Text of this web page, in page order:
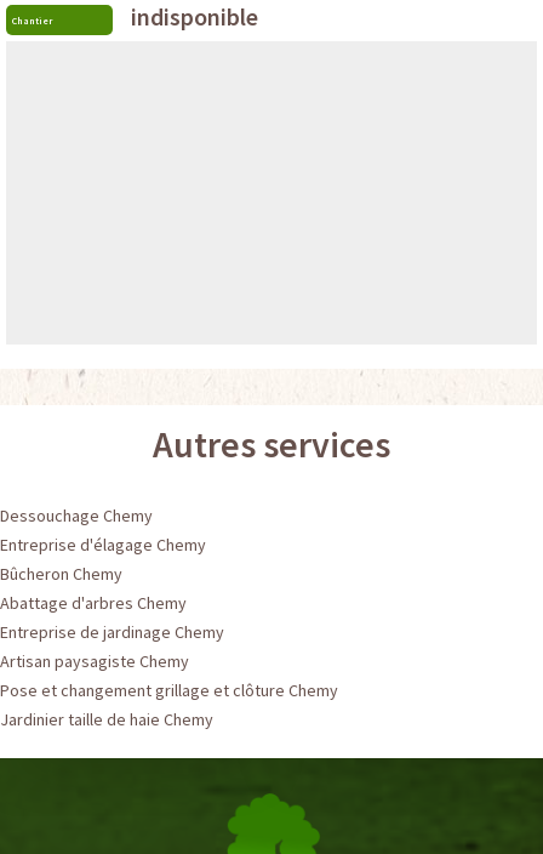
Chantier indisponible
Autres services
Dessouchage Chemy
Entreprise d'élagage Chemy
Bûcheron Chemy
Abattage d'arbres Chemy
Entreprise de jardinage Chemy
Artisan paysagiste Chemy
Pose et changement grillage et clôture Chemy
Jardinier taille de haie Chemy